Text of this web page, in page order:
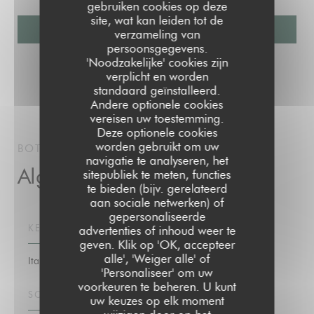
gebruiken cookies op deze
site, wat kan leiden tot de
verzameling van
persoonsgegevens.
'Noodzakelijke' cookies zijn
verplicht en worden
standaard geïnstalleerd.
Andere optionele cookies
vereisen uw toestemming.
Deze optionele cookies
worden gebruikt om uw
navigatie te analyseren, het
sitepubliek te meten, functies
te bieden (bijv. gerelateerd
aan sociale netwerken) of
gepersonaliseerde
advertenties of inhoud weer te
geven. Klik op 'OK, accepteer
alle', 'Weiger alle' of
'Personaliseer' om uw
voorkeuren te beheren. U kunt
uw keuzes op elk moment
BOTANICA COCKTAIL BARPAPEETE
Algemene informatie
KEUKEN
Italiaans
SOORT BEDRIJF